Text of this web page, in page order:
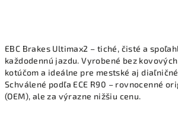
EBC Brakes Ultimax2 – tiché, čisté a
každodennú jazdu. Vyrobené bez
kotúčom a ideálne pre mestské aj
Schválené podľa ECE R90 – rovnocenné
(OEM), ale za výrazne nižšiu cenu.